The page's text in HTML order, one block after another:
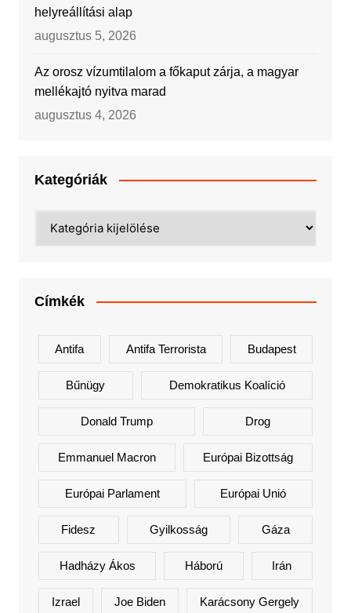
helyreállítási alap
augusztus 5, 2026
Az orosz vízumtilalom a főkaput zárja, a magyar
mellékajtó nyitva marad
augusztus 4, 2026
Kategóriák
Címkék
Antifa Antifa Terrorista Budapest
Bűnügy Demokratikus Koalíció
Donald Trump Drog
Emmanuel Macron Európai Bizottság
Európai Parlament Európai Unió
Fidesz Gyilkosság Gáza
Hadházy Ákos Háború Irán
Izrael Joe Biden Karácsony Gergely